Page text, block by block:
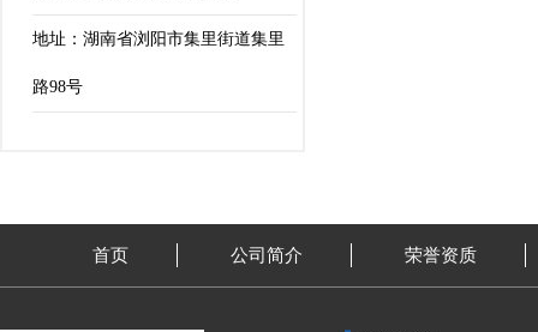
地址：湖南省浏阳市集里街道集里
路98号
首页 公司简介 荣誉资质